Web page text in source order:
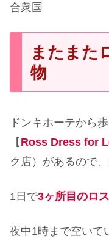
合衆国
またまた
物
ドンキホーテから
【 Ross Dress for
ク店）があるので
1日で3ヶ所目のロ
夜中1時まで空い